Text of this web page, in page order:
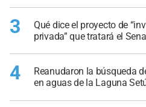
3
Qué dice el proyecto de
privada” que tratará el
4
Reanudaron la búsqueda
en aguas de la Laguna